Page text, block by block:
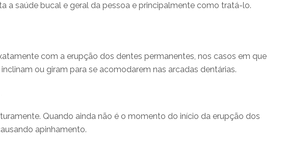
a saúde bucal e geral da pessoa e principalmente como tratá-lo.
com a erupção dos dentes permanentes, nos casos em que
ou giram para se acomodarem nas arcadas dentárias.
Quando ainda não é o momento do início da erupção dos
apinhamento.